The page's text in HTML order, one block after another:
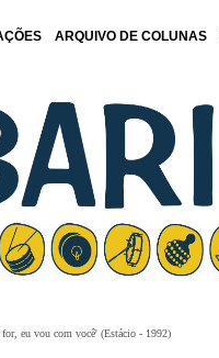
ARQUIVO DE COLUNAS
eu vou com você' (Estácio - 1992)